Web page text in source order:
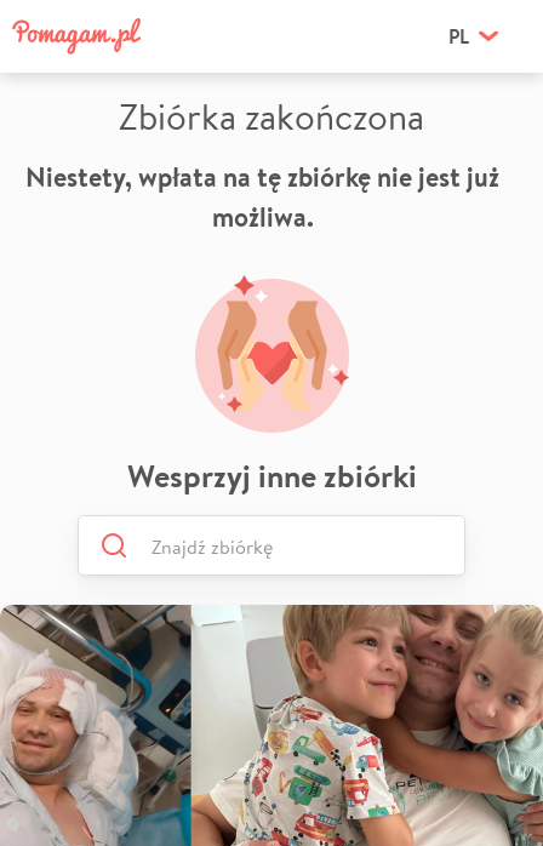
PL
Zbiórka zakończona
Niestety, wpłata na tę zbiórkę nie jest już
możliwa.
Wesprzyj inne zbiórki